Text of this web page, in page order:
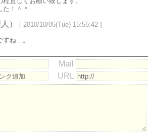
！＾＾
） [ 2010/10/05(Tue) 15:55:42 ]
すね…。
Mail
URL